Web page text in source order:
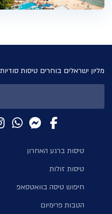
טיסות ברגע האחרון
טיסות זולות
חיפוש טיסה בוואטסאפ
הטבות פרימיום
מליון ישראלים בוחרים טיסות